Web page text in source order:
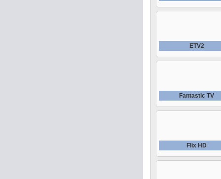
ETV2
Fantastic TV
Fliх HD